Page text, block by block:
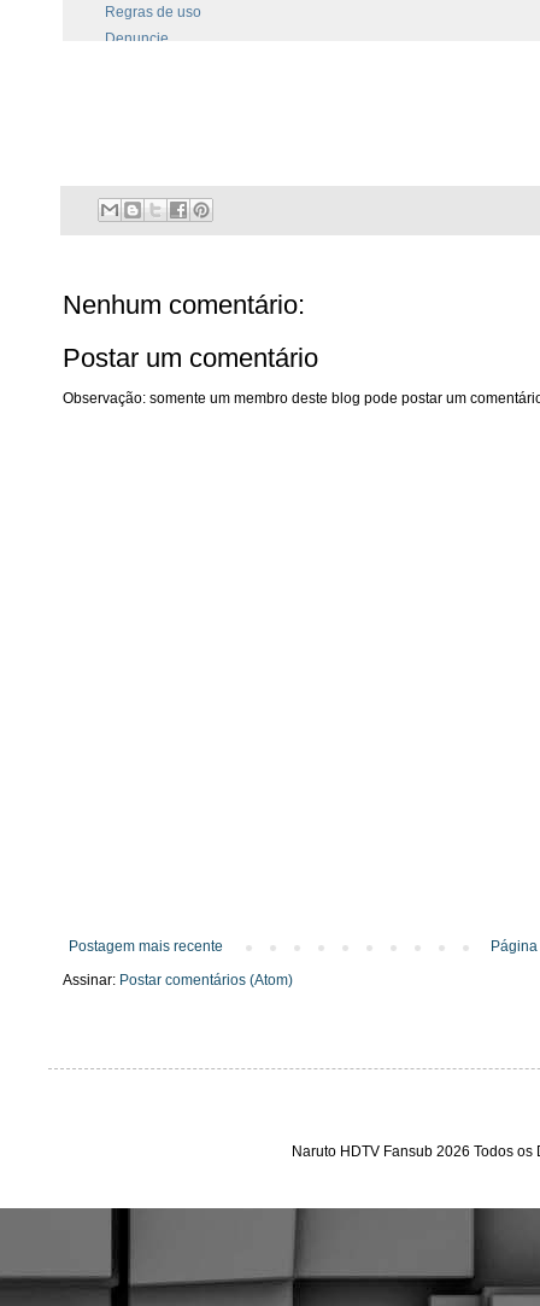
Nenhum comentário:
Postar um comentário
Observação: somente um membro deste blog pode postar um
Postagem mais recente
Assinar: Postar comentários (Atom)
Naruto HDTV Fansub 2026 Todos